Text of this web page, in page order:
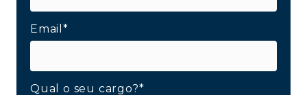
Email*
Qual o seu cargo?*